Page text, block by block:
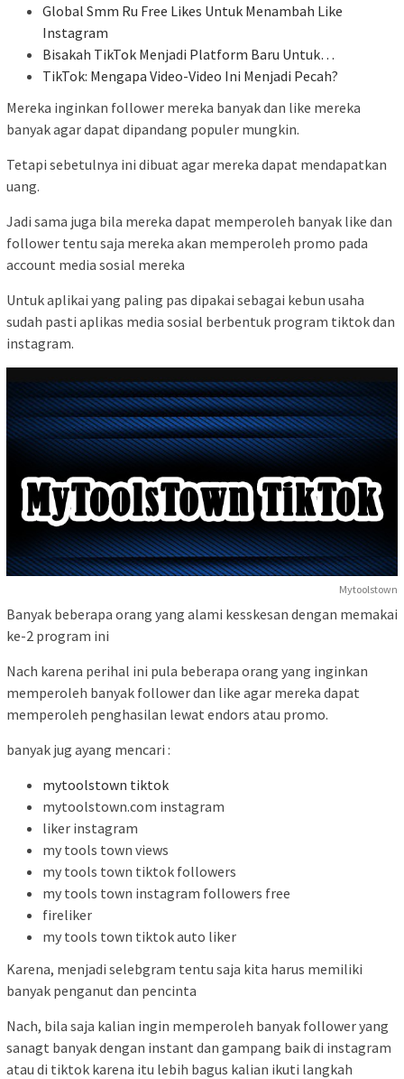
Global Smm Ru Free Likes Untuk Menambah Like
Instagram
Bisakah TikTok Menjadi Platform Baru Untuk…
TikTok: Mengapa Video-Video Ini Menjadi Pecah?
Mereka inginkan follower mereka banyak dan like mereka
banyak agar dapat dipandang populer mungkin.
Tetapi sebetulnya ini dibuat agar mereka dapat mendapatkan
uang.
Jadi sama juga bila mereka dapat memperoleh banyak like dan
follower tentu saja mereka akan memperoleh promo pada
account media sosial mereka
Untuk aplikai yang paling pas dipakai sebagai kebun usaha
sudah pasti aplikas media sosial berbentuk program tiktok dan
instagram.
Mytoolstown
Banyak beberapa orang yang alami kesskesan dengan memakai
ke-2 program ini
Nach karena perihal ini pula beberapa orang yang inginkan
memperoleh banyak follower dan like agar mereka dapat
memperoleh penghasilan lewat endors atau promo.
banyak jug ayang mencari :
mytoolstown tiktok
mytoolstown.com instagram
liker instagram
my tools town views
my tools town tiktok followers
my tools town instagram followers free
fireliker
my tools town tiktok auto liker
Karena, menjadi selebgram tentu saja kita harus memiliki
banyak penganut dan pencinta
Nach, bila saja kalian ingin memperoleh banyak follower yang
sanagt banyak dengan instant dan gampang baik di instagram
atau di tiktok karena itu lebih bagus kalian ikuti langkah